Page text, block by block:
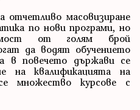
отчетливо масовизиране
по нови програми, но
от голям брой
да водят обучението
в повечето държави се
на квалификацията на
множество курсове с